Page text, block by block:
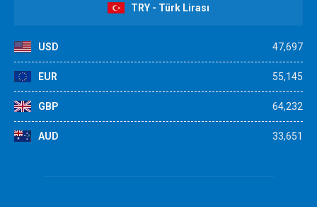
TRY - Türk Lirası
USD 47,697
EUR 55,145
GBP 64,232
AUD 33,651